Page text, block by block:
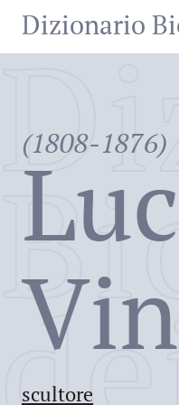
Dizionario
(1808-1876)
scultore